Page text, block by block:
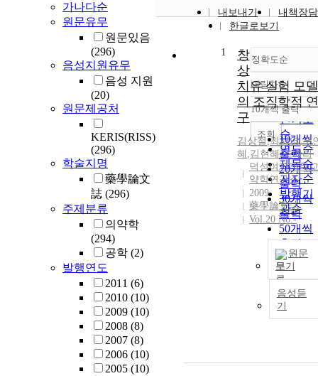
가나다순
원문유무
원문있음
(296)
음성지원유무
음성 지원
(20)
원문제공처
KERIS(RISS)
(296)
학술지명
藥學論文
誌 (296)
주제분류
의약학
(294)
공학 (2)
발행연도
2011 (6)
2010 (10)
2009 (10)
2008 (8)
2007 (8)
2006 (10)
2005 (10)
내보내기
내책장
한글로보기
정확도순
정확도
순
인기도
순
연도순
제목순
저자순
발행기
관순
내림차순
내림차
10개씩 출력
10개씩
출력
20개씩
출력
30개씩
출력
50개씩
출력
100개씩
출력
조회
1
창
상
치유 실험 모델
의 조직학적 연
구
김상철 ,최서영,우
혜 ,김현혜 ,조애리
덕성여자대학교
약학연구소
2009
藥學論文誌
Vol.20 No.-
원문
보기
음성듣
기